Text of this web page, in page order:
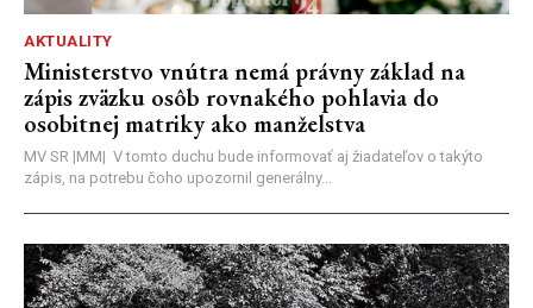
AKTUALITY
Ministerstvo vnútra nemá právny základ na
zápis zväzku osôb rovnakého pohlavia do
osobitnej matriky ako manželstva
MV SR |MM| V tomto duchu bude informovať aj žiadateľov o takýto
zápis, na potrebu čoho upozornil generálny...